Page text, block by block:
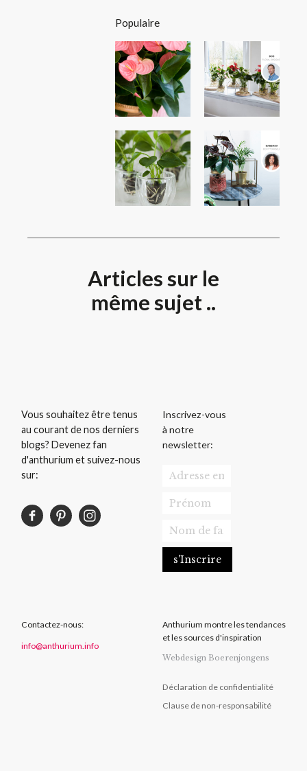
Populaire
Articles sur le
même sujet ..
Vous souhaitez être tenus
au courant de nos derniers
blogs? Devenez fan
d'anthurium et suivez-nous
sur:
Inscrivez-vous
à notre
newsletter:
Contactez-nous:
info@anthurium.info
Anthurium montre les tendances
et les sources d'inspiration
Webdesign Boerenjongens
Déclaration de confidentialité
Clause de non-responsabilité